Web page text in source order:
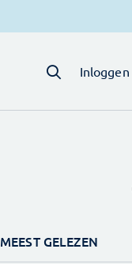
Inloggen
MEEST GELEZEN